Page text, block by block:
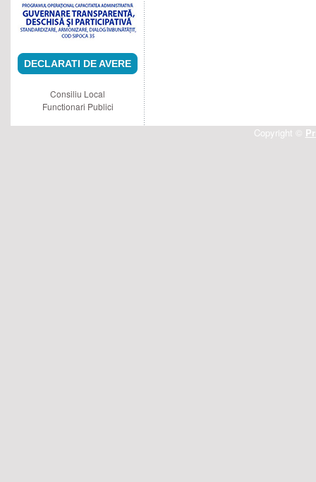
DECLARATI DE AVERE
Consiliu Local
Functionari Publici
Copyright ©